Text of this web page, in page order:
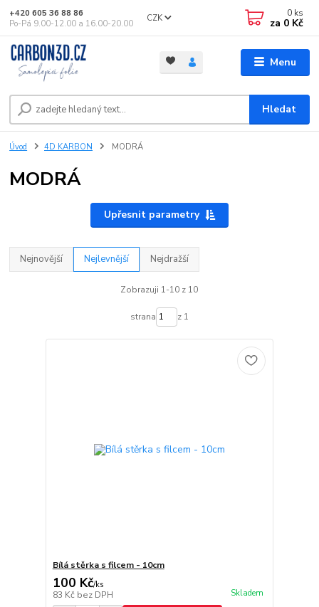
Menu
CZK
Hledat
+420 605 36 88 86
Po-Pá 9.00-12.00 a 16.00-20.00
0 ks
za 0 Kč
Úvod 4D KARBON MODRÁ
MODRÁ
Upřesnit parametry
Nejnovější Nejlevnější Nejdražší
Zobrazuji 1-10 z 10
strana z 1
Bílá stěrka s filcem - 10cm
100 Kč/ks
83 Kč bez DPH Skladem